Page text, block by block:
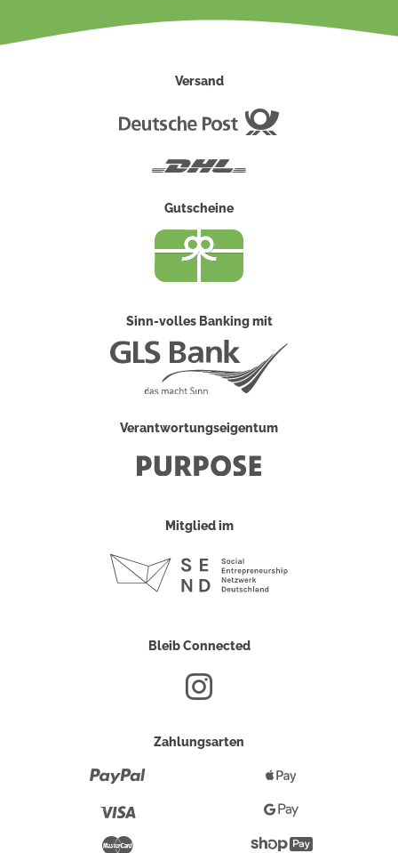
Versand
Gutscheine
Sinn-volles Banking mit
Verantwortungseigentum
Mitglied im
Bleib Connected
Zahlungsarten
Pay
Google
Pay